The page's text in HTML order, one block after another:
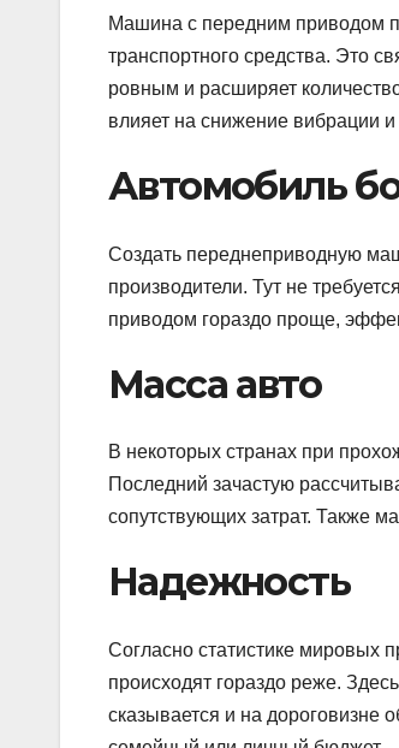
Машина с передним приводом
транспортного средства. Это
ровным и расширяет
влияет на снижение вибрации
Автомобиль
Создать переднеприводную
производители. Тут не
приводом гораздо проще,
Масса авто
В некоторых странах при
Последний зачастую
сопутствующих затрат. Также
Надежность
Согласно статистике мировых
происходят гораздо реже.
сказывается и на дороговизне